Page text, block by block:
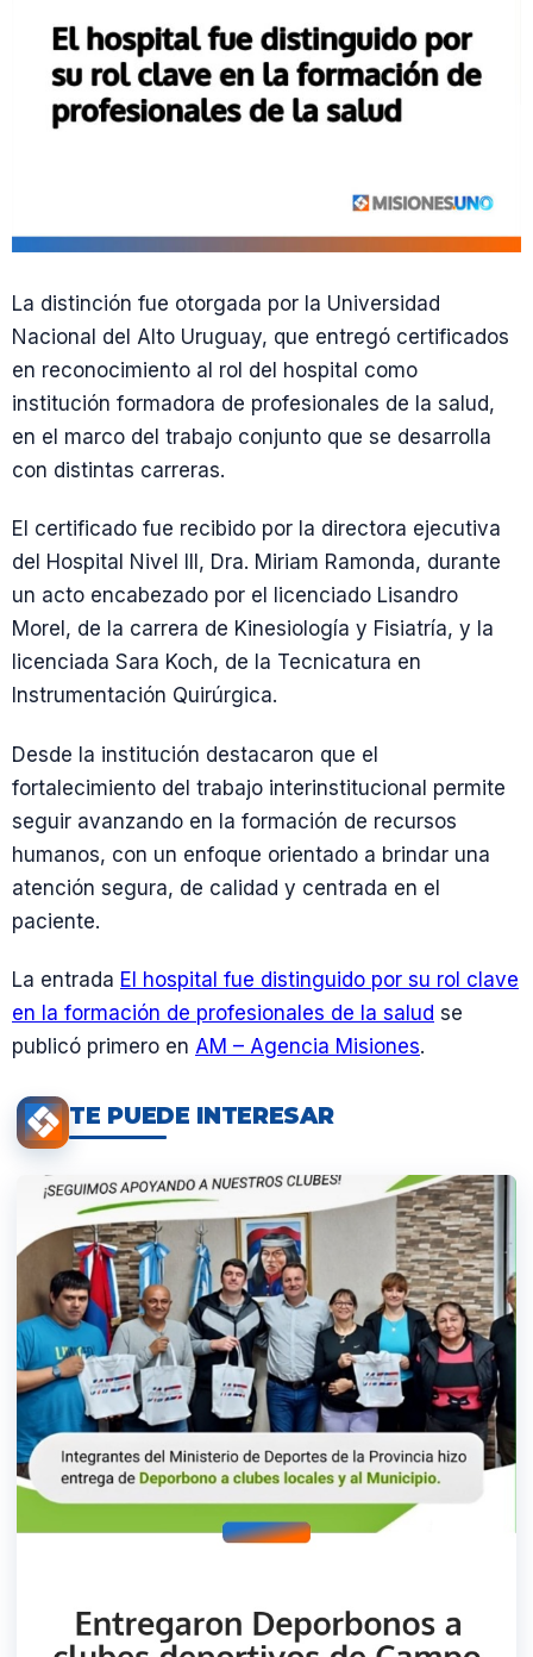
La distinción fue otorgada por la Universidad
Nacional del Alto Uruguay, que entregó certificados
en reconocimiento al rol del hospital como
institución formadora de profesionales de la salud,
en el marco del trabajo conjunto que se desarrolla
con distintas carreras.
El certificado fue recibido por la directora ejecutiva
del Hospital Nivel III, Dra. Miriam Ramonda, durante
un acto encabezado por el licenciado Lisandro
Morel, de la carrera de Kinesiología y Fisiatría, y la
licenciada Sara Koch, de la Tecnicatura en
Instrumentación Quirúrgica.
Desde la institución destacaron que el
fortalecimiento del trabajo interinstitucional permite
seguir avanzando en la formación de recursos
humanos, con un enfoque orientado a brindar una
atención segura, de calidad y centrada en el
paciente.
La entrada El hospital fue distinguido por su rol clave
en la formación de profesionales de la salud se
publicó primero en AM – Agencia Misiones.
TE PUEDE INTERESAR